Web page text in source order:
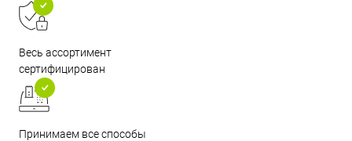
Весь ассортимент
сертифицирован
Принимаем все способы